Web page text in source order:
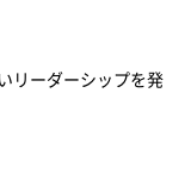
リーダーシップを発